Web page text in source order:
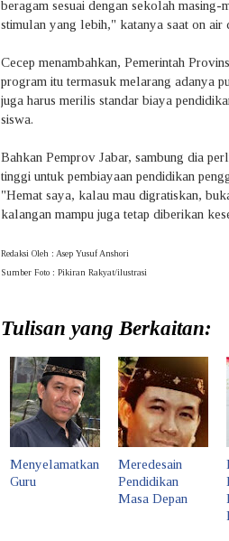
beragam sesuai dengan sekolah
stimulan yang lebih," katanya saat on
Cecep menambahkan, Pemerintah
program itu termasuk melarang adanya
juga harus merilis standar biaya
siswa.
Bahkan Pemprov Jabar, sambung dia
tinggi untuk pembiayaan pendidikan
"Hemat saya, kalau mau digratiskan,
kalangan mampu juga tetap diberikan
Redaksi Oleh : Asep Yusuf Anshori
Sumber Foto : Pikiran Rakyat/ilustrasi
Tulisan yang Berkaitan:
Menyelamatkan
Guru
Meredesain
Pendidikan
Masa Depan